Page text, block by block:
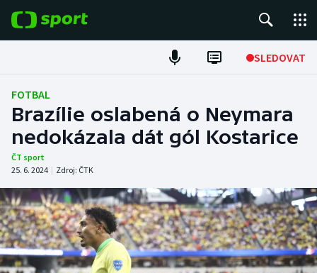
SLEDOVAT
Fotbal
Hokej
Tenis
Atletika
Cyklistika
DALŠÍ SPORTY
FOTBAL
Brazílie oslabená o Neymara
nedokázala dát gól Kostarice
ČT sport
25. 6. 2024 | Zdroj: ČTK